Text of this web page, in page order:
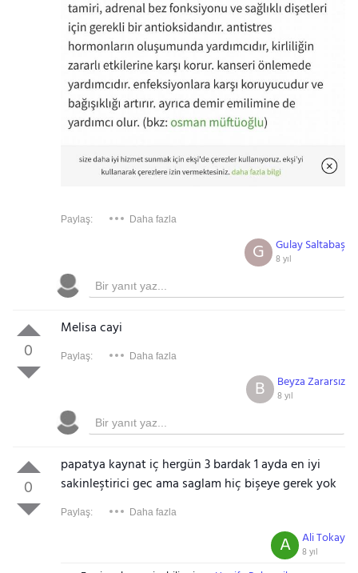
Paylaş: Daha fazla
Gulay Saltabaş
8 yıl
G
0
Melisa cayi
Paylaş: Daha fazla
Beyza Zararsız
8 yıl
B
0
papatya kaynat iç hergün 3 bardak 1 ayda en iyi
sakinleştirici gec ama saglam hiç bişeye gerek yok
Paylaş: Daha fazla
Ali Tokay
8 yıl
A